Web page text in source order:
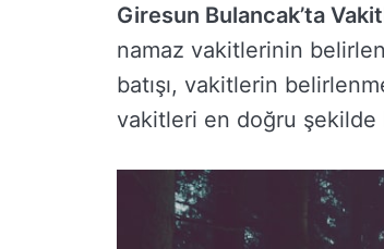
Giresun Bulancak’ta
namaz vakitlerinin
batışı, vakitlerin
vakitleri en doğru şekilde